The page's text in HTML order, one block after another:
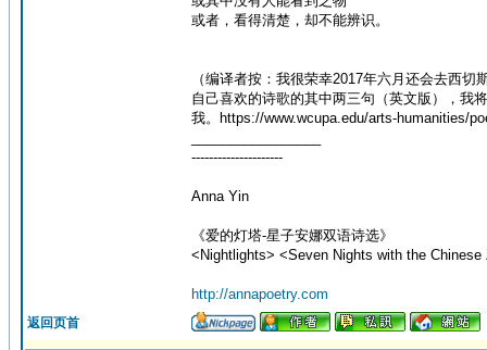
或者，看得清楚，却不能辨识。
（编译者按：我很荣幸2017年六月还会去西
自己喜欢的诗歌的其中两三句（英文版），
我。https://www.wcupa.edu/arts-humanities/
---------------------
Anna Yin
《爱的灯塔-星子安娜双语诗选》
<Nightlights> <Seven Nights with the Chinese
http://annapoetry.com
返回页首